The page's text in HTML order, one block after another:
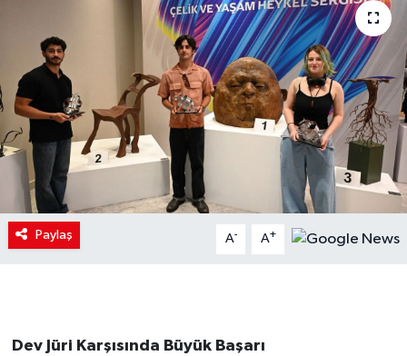
Paylaş A- A+
Dev Jüri Karşısında Büyük Başarı